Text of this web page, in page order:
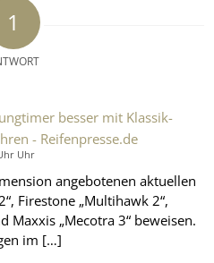
1
besser mit Klassik-
- Reifenpresse.de
Uhr
angebotenen aktuellen
Firestone „Multihawk 2“,
Maxxis „Mecotra 3“ beweisen.
im […]